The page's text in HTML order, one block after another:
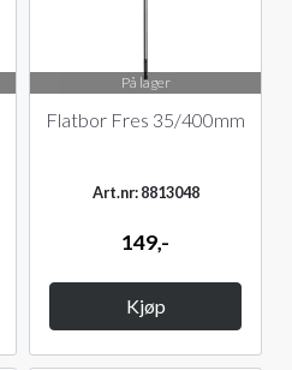
På lager
Flatbor Fres 35/400mm
Art.nr: 8813048
149,-
Kjøp